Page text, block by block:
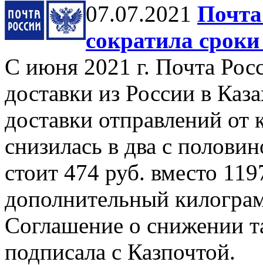
07.07.2021
сократила
С июня 2021 г. Почта
доставки из России в
доставки отправлений
снизилась в два с
стоит 474 руб. вместо
дополнительный
Соглашение о снижении
подписала с Казпочтой.